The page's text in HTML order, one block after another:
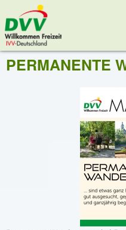
PERMANENTE